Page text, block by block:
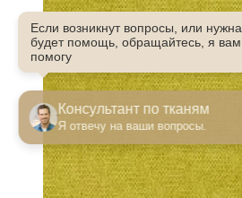
Если возникнут вопросы, или нужна
будет помощь, обращайтесь, я вам
помогу
Консультант по тканям
Я отвечу на ваши вопросы.